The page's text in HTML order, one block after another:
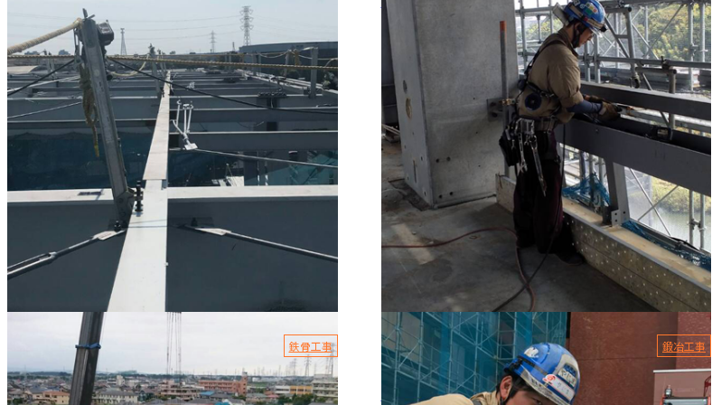
こんにちは。有限会社HiDeKです。 弊社は、東京都足立区
に拠点を置き、鉄骨工事、鍛治工事を手掛けている会社で
す。 今回は「鳶職人...
こんにちは。有限会社HiDeKです。 弊社は、鍛治工事、鉄
骨工事、鳶工事一式を手掛けております。 東京都足立区
に拠点を構え、関東一...
2022.01.13 鉄骨工事
鉄骨工事の役割とは？
2022.01.13 鍛冶工事
鍛治工事はどんな所に必要？